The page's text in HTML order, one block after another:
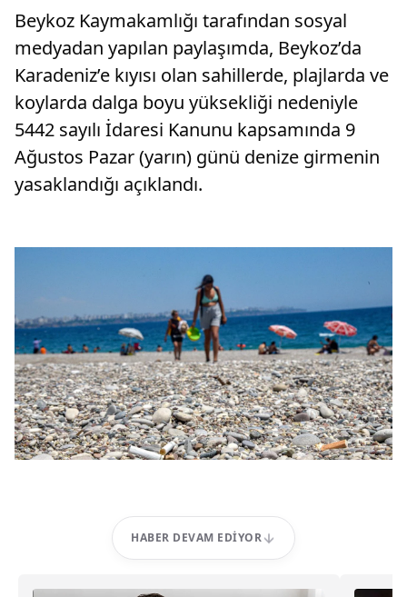
Beykoz Kaymakamlığı tarafından sosyal
medyadan yapılan paylaşımda, Beykoz’da
Karadeniz’e kıyısı olan sahillerde, plajlarda ve
koylarda dalga boyu yüksekliği nedeniyle
5442 sayılı İdaresi Kanunu kapsamında 9
Ağustos Pazar (yarın) günü denize girmenin
yasaklandığı açıklandı.
HABER DEVAM EDIYOR